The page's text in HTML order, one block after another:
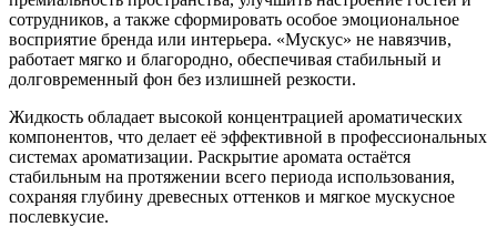
сотрудников, а также сформировать особое эмоциональное
восприятие бренда или интерьера. «Мускус» не навязчив,
работает мягко и благородно, обеспечивая стабильный и
долговременный фон без излишней резкости.
Жидкость обладает высокой концентрацией ароматических
компонентов, что делает её эффективной в профессиональных
системах ароматизации. Раскрытие аромата остаётся
стабильным на протяжении всего периода использования,
сохраняя глубину древесных оттенков и мягкое мускусное
послевкусие.